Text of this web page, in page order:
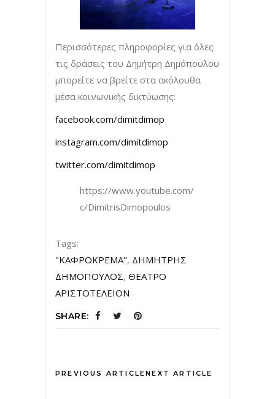
Περισσότερες πληροφορίες για όλες
τις δράσεις του Δημήτρη Δημόπουλου
μπορείτε να βρείτε στα ακόλουθα
μέσα κοινωνικής δικτύωσης:
facebook.com/dimitdimop
instagram.com/dimitdimop
twitter.com/dimitdimop
https://www.youtube.com/
c/DimitrisDimopoulos
Tags:
"ΚΑΦΡΟΚΡΕΜΑ", ΔΗΜΗΤΡΗΣ
ΔΗΜΟΠΟΥΛΟΣ, ΘΕΑΤΡΟ
ΑΡΙΣΤΟΤΕΛΕΙΟΝ
SHARE:
PREVIOUS ARTICLENEXT ARTICLE